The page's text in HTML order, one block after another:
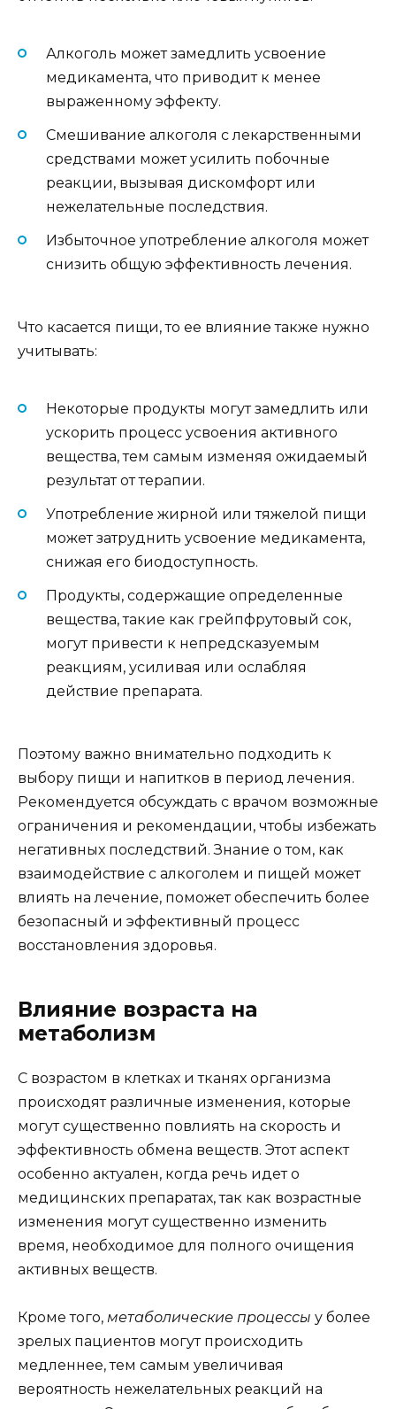
Алкоголь может замедлить усвоение
медикамента, что приводит к менее
выраженному эффекту.
Смешивание алкоголя с лекарственными
средствами может усилить побочные
реакции, вызывая дискомфорт или
нежелательные последствия.
Избыточное употребление алкоголя может
снизить общую эффективность лечения.
Что касается пищи, то ее влияние также нужно
учитывать:
Некоторые продукты могут замедлить или
ускорить процесс усвоения активного
вещества, тем самым изменяя ожидаемый
результат от терапии.
Употребление жирной или тяжелой пищи
может затруднить усвоение медикамента,
снижая его биодоступность.
Продукты, содержащие определенные
вещества, такие как грейпфрутовый сок,
могут привести к непредсказуемым
реакциям, усиливая или ослабляя
действие препарата.
Поэтому важно внимательно подходить к
выбору пищи и напитков в период лечения.
Рекомендуется обсуждать с врачом возможные
ограничения и рекомендации, чтобы избежать
негативных последствий. Знание о том, как
взаимодействие с алкоголем и пищей может
влиять на лечение, поможет обеспечить более
безопасный и эффективный процесс
восстановления здоровья.
Влияние возраста на
метаболизм
С возрастом в клетках и тканях организма
происходят различные изменения, которые
могут существенно повлиять на скорость и
эффективность обмена веществ. Этот аспект
особенно актуален, когда речь идет о
медицинских препаратах, так как возрастные
изменения могут существенно изменить
время, необходимое для полного очищения
активных веществ.
Кроме того, метаболические процессы у более
зрелых пациентов могут происходить
медленнее, тем самым увеличивая
вероятность нежелательных реакций на